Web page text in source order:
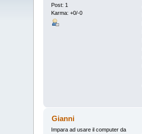
Post: 1
Karma: +0/-0
Gianni
Impara ad usare il computer da